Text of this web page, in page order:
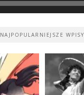
NAJPOPULARNIEJSZE WPISY